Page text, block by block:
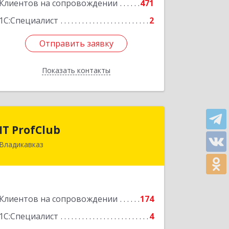
Клиентов на сопровождении
471
1С:Специалист
2
Отправить заявку
Показать контакты
Отправить заявку
Назад
IT ProfClub
Владикавказ
Клиентов на сопровождении
174
1С:Специалист
4
362045, Северная Осетия - Алания
Подробнее